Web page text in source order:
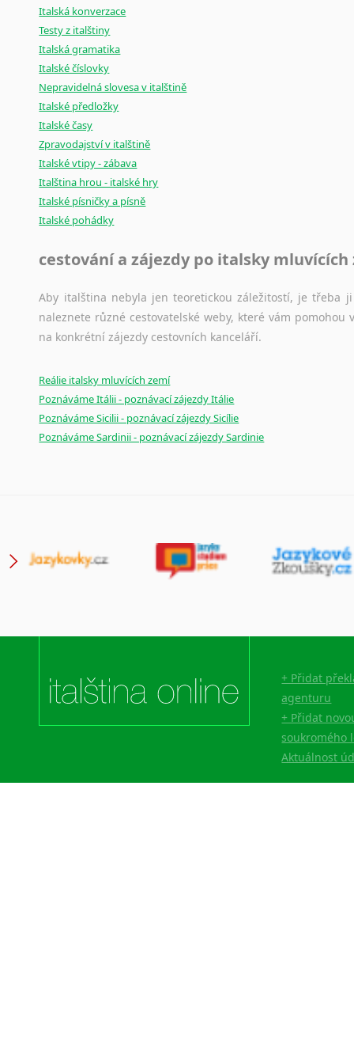
Italská konverzace
Testy z italštiny
Italská gramatika
Italské číslovky
Nepravidelná slovesa v italštině
Italské předložky
Italské časy
Zpravodajství v italštině
Italské vtipy - zábava
Italština hrou - italské hry
Italské písničky a písně
Italské pohádky
cestování a zájezdy po italsky mluvících
Aby italština nebyla jen teoretickou záležitostí, je třeba
naleznete různé cestovatelské weby, které vám
na konkrétní zájezdy cestovních kanceláří.
Reálie italsky mluvících zemí
Poznáváme Itálii - poznávací zájezdy Itálie
Poznáváme Sicilii - poznávací zájezdy Sicílie
Poznáváme Sardinii - poznávací zájezdy Sardinie
+ Přidat
agenturu
+ Přidat
soukromého
Aktuálnost